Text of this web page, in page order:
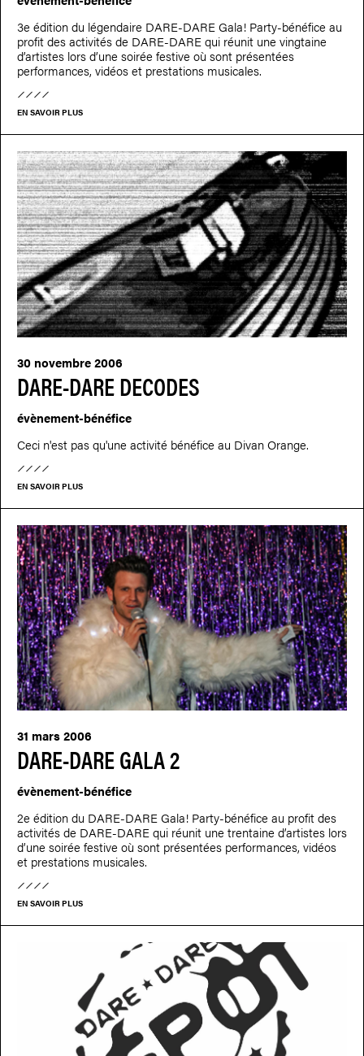
3e édition du légendaire DARE-DARE Gala! Party-bénéfice au
profit des activités de DARE-DARE qui réunit une vingtaine
d’artistes lors d’une soirée festive où sont présentées
performances, vidéos et prestations musicales.
EN SAVOIR PLUS
DARE-DARE DECODES
30 novembre 2006
évènement-bénéfice
Ceci n'est pas qu'une activité bénéfice au Divan Orange.
EN SAVOIR PLUS
DARE-DARE GALA 2
31 mars 2006
évènement-bénéfice
2e édition du DARE-DARE Gala! Party-bénéfice au profit des
activités de DARE-DARE qui réunit une trentaine d’artistes lors
d’une soirée festive où sont présentées performances, vidéos
et prestations musicales.
EN SAVOIR PLUS